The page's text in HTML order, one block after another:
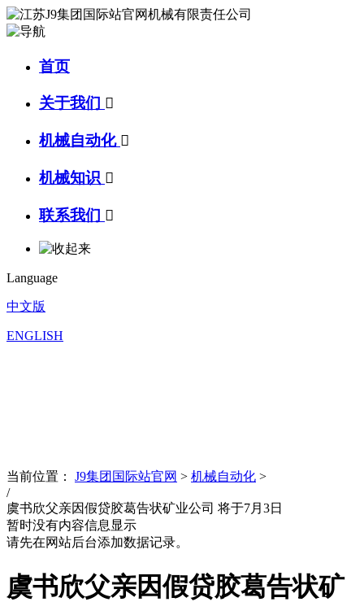
首页
关于我们 
机械自动化 
机械知识 
联系我们 
Language
中文版
ENGLISH
当前位置： J9集团国际站官网 > 机械自动化 >
/
虞书欣父亲因假贷胶葛告状矿业公司 将于7月3日
暂时没有内容信息显示
请先在网站后台添加数据记录。
虞书欣父亲因假贷胶葛告状矿